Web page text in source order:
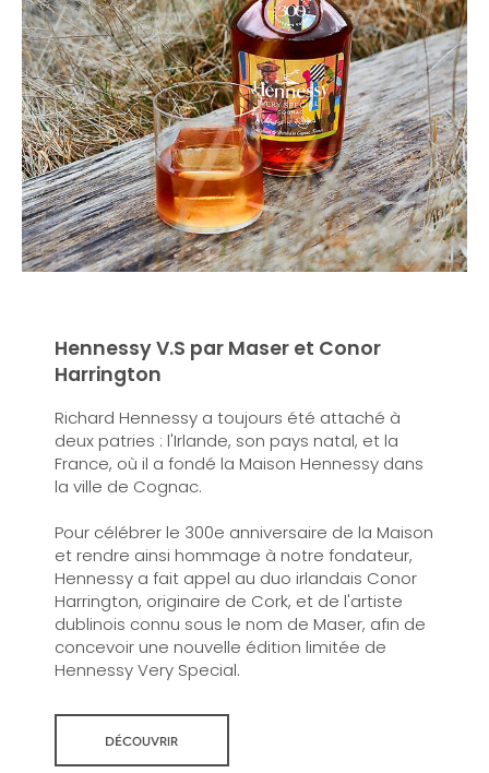
Hennessy V.S par Maser et Conor
Harrington
Richard Hennessy a toujours été attaché à
deux patries : l'Irlande, son pays natal, et la
France, où il a fondé la Maison Hennessy dans
la ville de Cognac.
Pour célébrer le 300e anniversaire de la Maison
et rendre ainsi hommage à notre fondateur,
Hennessy a fait appel au duo irlandais Conor
Harrington, originaire de Cork, et de l'artiste
dublinois connu sous le nom de Maser, afin de
concevoir une nouvelle édition limitée de
Hennessy Very Special.
DÉCOUVRIR